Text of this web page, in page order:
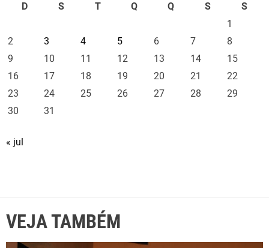
D
S T Q Q S
S
1
2
3 4 5 6 7
8
9
10 11 12 13 14
15
16
17 18 19 20 21
22
23
24 25 26 27 28
29
30
31
« jul
VEJA TAMBÉM